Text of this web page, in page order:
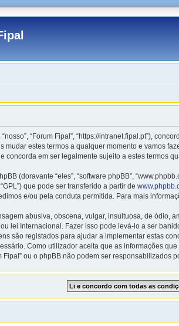
“nosso”, “Forum Fipal”, “https://intranet.fipal.pt”),
mudar estes termos a qualquer momento e vamos
concorda em ser legalmente sujeito a estes termos
(doravante “eles”, “software phpBB”,
que pode ser transferido a partir de
e/ou pela conduta permitida. Para mais
abusiva, obscena, vulgar, insultuosa, de
lei Internacional. Fazer isso pode levá-lo a ser
são registados para ajudar a implementar estas
Como utilizador aceita que as informações
Fipal” ou o phpBB não podem ser responsabilizados